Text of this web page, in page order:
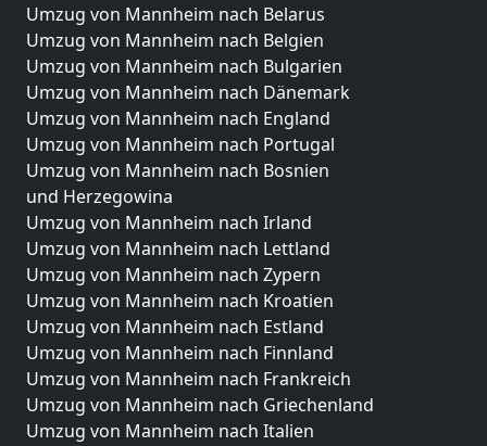
Umzug von Mannheim nach Belarus
Umzug von Mannheim nach Belgien
Umzug von Mannheim nach Bulgarien
Umzug von Mannheim nach Dänemark
Umzug von Mannheim nach England
Umzug von Mannheim nach Portugal
Umzug von Mannheim nach Bosnien
und Herzegowina
Umzug von Mannheim nach Irland
Umzug von Mannheim nach Lettland
Umzug von Mannheim nach Zypern
Umzug von Mannheim nach Kroatien
Umzug von Mannheim nach Estland
Umzug von Mannheim nach Finnland
Umzug von Mannheim nach Frankreich
Umzug von Mannheim nach Griechenland
Umzug von Mannheim nach Italien